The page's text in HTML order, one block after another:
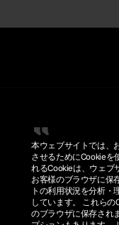
本ウェブサイトでは、
させるためにCookieを
れるCookieは、ウェブ
お客様のブラウザに保
トの利用状況を分析・
しています。 これら
のブラウザに保存され